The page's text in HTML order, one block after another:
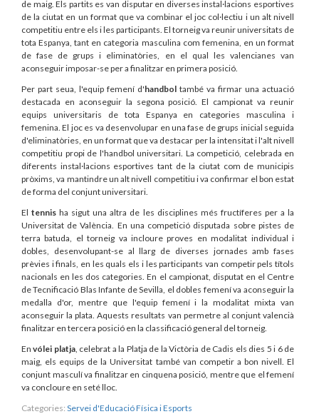
de maig. Els partits es van disputar en diverses instal·lacions esportives
de la ciutat en un format que va combinar el joc col·lectiu i un alt nivell
competitiu entre els i les participants. El torneig va reunir universitats de
tota Espanya, tant en categoria masculina com femenina, en un format
de fase de grups i eliminatòries, en el qual les valencianes van
aconseguir imposar-se per a finalitzar en primera posició.
Per part seua, l'equip femení d'handbol també va firmar una actuació
destacada en aconseguir la segona posició. El campionat va reunir
equips universitaris de tota Espanya en categories masculina i
femenina. El joc es va desenvolupar en una fase de grups inicial seguida
d'eliminatòries, en un format que va destacar per la intensitat i l'alt nivell
competitiu propi de l'handbol universitari. La competició, celebrada en
diferents instal·lacions esportives tant de la ciutat com de municipis
pròxims, va mantindre un alt nivell competitiu i va confirmar el bon estat
de forma del conjunt universitari.
Eltennis ha sigut una altra de les disciplines més fructíferes per a la
Universitat de València. En una competició disputada sobre pistes de
terra batuda, el torneig va incloure proves en modalitat individual i
dobles, desenvolupant-se al llarg de diverses jornades amb fases
prèvies i finals, en les quals els i les participants van competir pels títols
nacionals en les dos categories. En el campionat, disputat en el Centre
de Tecnificació Blas Infante de Sevilla, el dobles femení va aconseguir la
medalla d'or, mentre que l'equip femení i la modalitat mixta van
aconseguir la plata. Aquests resultats van permetre al conjunt valencià
finalitzar en tercera posició en la classificació general del torneig.
Envólei platja, celebrat a la Platja de la Victòria de Cadis els dies 5 i 6 de
maig, els equips de la Universitat també van competir a bon nivell. El
conjunt masculí va finalitzar en cinquena posició, mentre que el femení
va concloure en seté lloc.
Categories: Servei d'Educació Física i Esports